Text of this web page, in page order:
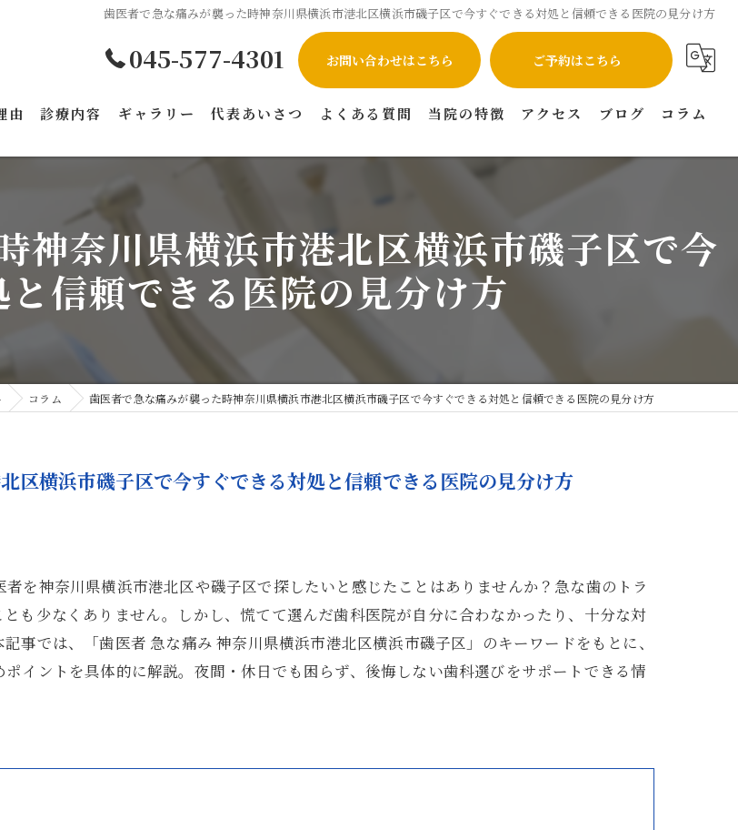
歯医者で急な痛みが襲った時神奈川県横浜市港北区横浜市磯子区で今すぐできる対処と信頼できる医院の見分け方
045-577-4301 お問い合わせはこちら ご予約はこちら
由 診療内容 ギャラリー 代表あいさつ よくある質問 当院の特徴
虫歯
セラミック
マウスピース矯正
アクセス ブログ コラム
神奈川県横浜市港北区横浜市磯子区で今
信頼できる医院の見分け方
コラム 歯医者で急な痛みが襲った時神奈川県横浜市港北区横浜市磯子区で今すぐできる対処と信頼できる医院の見分け方
区横浜市磯子区で今すぐできる対処と信頼できる医院の見分け方
を神奈川県横浜市港北区や磯子区で探したいと感じたことはありませんか？急な歯のトラ
も少なくありません。しかし、慌てて選んだ歯科医院が自分に合わなかったり、十分な対
事では、「歯医者 急な痛み 神奈川県横浜市港北区横浜市磯子区」のキーワードをもとに、
イントを具体的に解説。夜間・休日でも困らず、後悔しない歯科選びをサポートできる情